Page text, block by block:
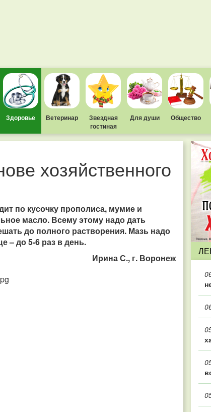
Здоровье Ветеринар
Звездная
гостиная
Для души Общество
хозяйственного
по кусочку прополиса, мумие и
масло. Всему этому надо дать
до полного растворения. Мазь надо
– до 5-6 раз в день.
Ирина С., г. Воронеж